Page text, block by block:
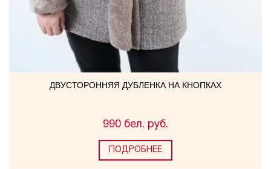
ДВУСТОРОННЯЯ ДУБЛЕНКА НА КНОПКАХ
990 бел. руб.
ПОДРОБНЕЕ